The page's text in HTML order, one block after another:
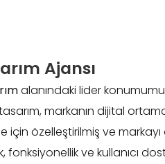
Ajansı
alanındaki lider
markanın dijital
özelleştirilmiş ve
fonksiyonellik ve kullanıcı